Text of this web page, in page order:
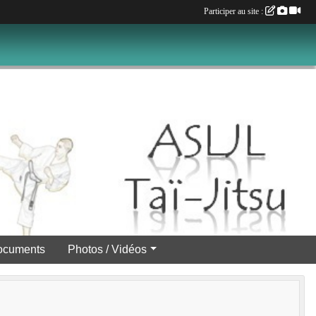
Photos / Vidéos
Participer au site :